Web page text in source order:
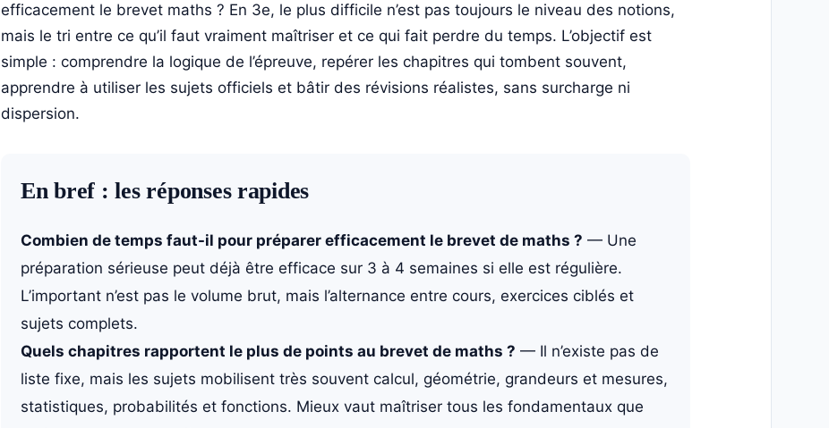
efficacement le brevet maths ? En 3e, le plus difficile n’est pas toujours le niveau des notions,
mais le tri entre ce qu’il faut vraiment maîtriser et ce qui fait perdre du temps. L’objectif est
simple : comprendre la logique de l’épreuve, repérer les chapitres qui tombent souvent,
apprendre à utiliser les sujets officiels et bâtir des révisions réalistes, sans surcharge ni
dispersion.
En bref : les réponses rapides
Combien de temps faut-il pour préparer efficacement le brevet de maths ? — Une
préparation sérieuse peut déjà être efficace sur 3 à 4 semaines si elle est régulière.
L’important n’est pas le volume brut, mais l’alternance entre cours, exercices ciblés et
sujets complets.
Quels chapitres rapportent le plus de points au brevet de maths ? — Il n’existe pas de
liste fixe, mais les sujets mobilisent très souvent calcul, géométrie, grandeurs et mesures,
statistiques, probabilités et fonctions. Mieux vaut maîtriser tous les fondamentaux que